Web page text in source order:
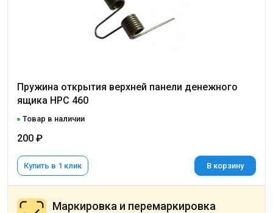
Пружина открытия верхней панели денежного
ящика НРС 460
Товар в наличии
200 ₽
Купить в 1 клик В корзину
Маркировка и перемаркировка